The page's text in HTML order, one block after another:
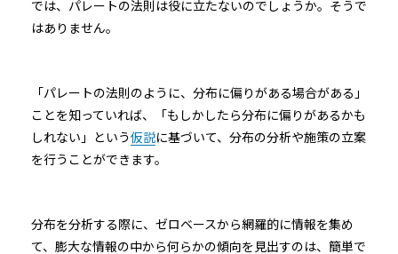
では、パレートの法則は役に立たないのでしょうか。そうで
はありません。
「パレートの法則のように、分布に偏りがある場合がある」
ことを知っていれば、「もしかしたら分布に偏りがあるかも
しれない」という仮説に基づいて、分布の分析や施策の立案
を行うことができます。
分布を分析する際に、ゼロベースから網羅的に情報を集め
て、膨大な情報の中から何らかの傾向を見出すのは、簡単で